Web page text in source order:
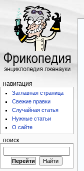
навигация
Заглавная страница
Свежие правки
Случайная статья
Нужные статьи
О сайте
поиск